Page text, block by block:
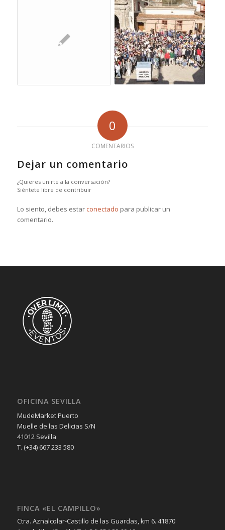
0
COMENTARIOS
Dejar un comentario
¿Quieres unirte a la conversación?
Siéntete libre de contribuir
Lo siento, debes estarconectado para publicar un
comentario.
OFICINA SEVILLA
MudeMarket Puerto
Muelle de las Delicias S/N
41012 Sevilla
T. (+34) 667 233 580
FINCA «EL CAMPILLO»
Ctra. Aznalcolar-Castillo de las Guardas, km 6. 41870